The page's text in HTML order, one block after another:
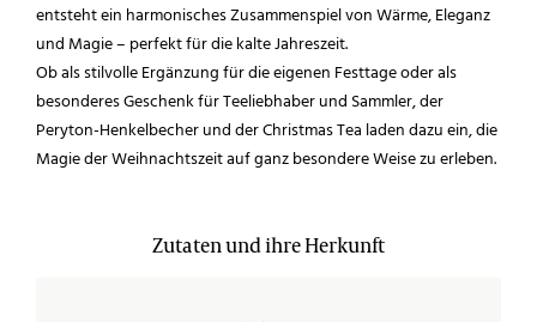
entsteht ein harmonisches Zusammenspiel von Wärme, Eleganz
und Magie – perfekt für die kalte Jahreszeit.
Ob als stilvolle Ergänzung für die eigenen Festtage oder als
besonderes Geschenk für Teeliebhaber und Sammler, der
Peryton-Henkelbecher und der Christmas Tea laden dazu ein, die
Magie der Weihnachtszeit auf ganz besondere Weise zu erleben.
Zutaten und ihre Herkunft